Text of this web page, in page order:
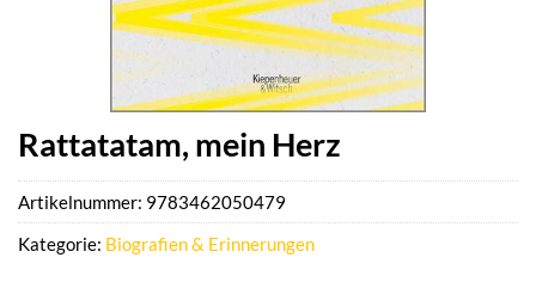
Rattatatam, mein Herz
Artikelnummer: 9783462050479
Kategorie: Biografien & Erinnerungen